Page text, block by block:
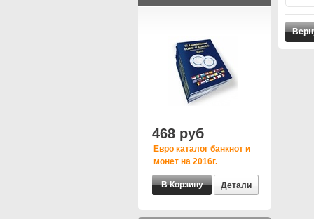
468 руб
Евро каталог банкнот и
монет на 2016г.
Детали